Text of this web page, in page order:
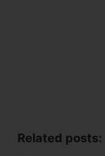
Related posts: